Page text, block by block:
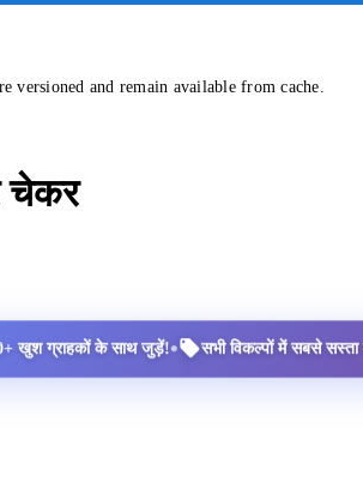
versioned and remain available from cache.
चेकर
खुश ग्राहकों के साथ जुड़ें!• सभी विकल्पों में सबसे सस्ता